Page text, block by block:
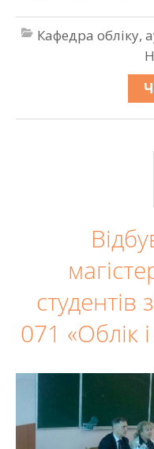
Кафедра обліку,
студентів
071 «Облік